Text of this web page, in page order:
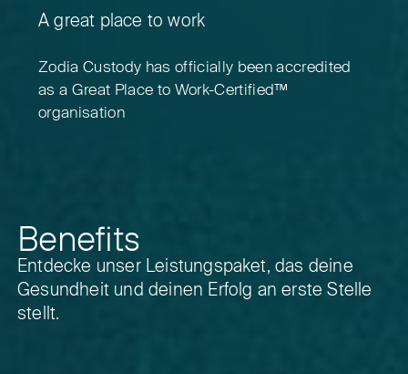
A great place to work
Zodia Custody has officially been accredited
as a Great Place to Work-Certified™
organisation
Benefits
Entdecke unser Leistungspaket, das deine
Gesundheit und deinen Erfolg an erste Stelle
stellt.